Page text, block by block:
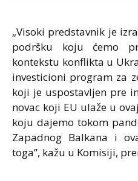
„Visoki predstavnik je
podršku koju ćemo
kontekstu konflikta u
investicioni program za
koji je uspostavljen pre
novac koji EU ulaže u
koju dajemo tokom
Zapadnog Balkana i
toga”, kažu u Komisiji,